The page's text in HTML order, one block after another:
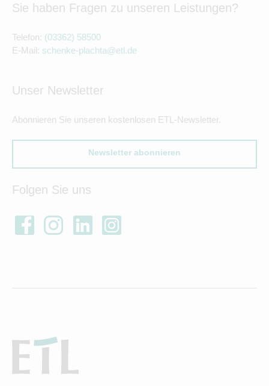
Sie haben Fragen zu unseren Leistungen?
Telefon: (03362) 58500
E-Mail: schenke-plachta@etl.de
Unser Newsletter
Abonnieren Sie unseren kostenlosen ETL-Newsletter.
Newsletter abonnieren
Folgen Sie uns